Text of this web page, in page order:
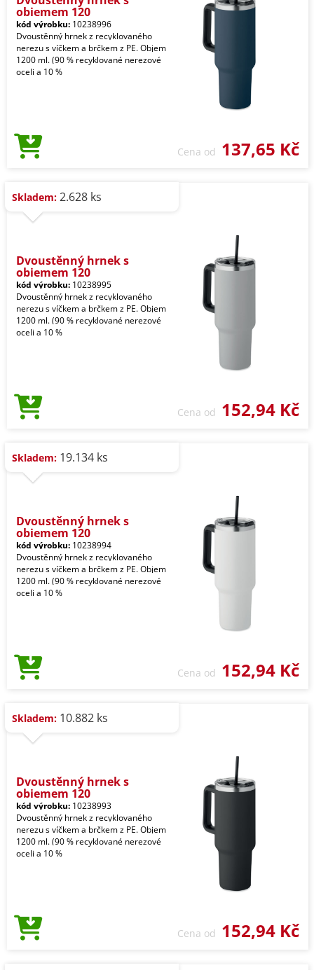
objemem 120
kód výrobku: 10238996
Dvoustěnný hrnek z recyklovaného
nerezu s víčkem a brčkem z PE. Objem
1200 ml. (90 % recyklované nerezové
oceli a 10 %
Cena od 137,65 Kč
Skladem: 2.628 ks
Dvoustěnný hrnek s
objemem 120
kód výrobku: 10238995
Dvoustěnný hrnek z recyklovaného
nerezu s víčkem a brčkem z PE. Objem
1200 ml. (90 % recyklované nerezové
oceli a 10 %
Cena od 152,94 Kč
Skladem: 19.134 ks
Dvoustěnný hrnek s
objemem 120
kód výrobku: 10238994
Dvoustěnný hrnek z recyklovaného
nerezu s víčkem a brčkem z PE. Objem
1200 ml. (90 % recyklované nerezové
oceli a 10 %
Cena od 152,94 Kč
Skladem: 10.882 ks
Dvoustěnný hrnek s
objemem 120
kód výrobku: 10238993
Dvoustěnný hrnek z recyklovaného
nerezu s víčkem a brčkem z PE. Objem
1200 ml. (90 % recyklované nerezové
oceli a 10 %
Cena od 152,94 Kč